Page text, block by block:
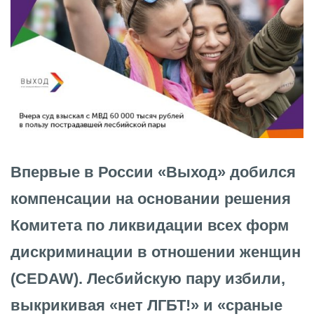
Впервые в России «Выход» добился
компенсации на основании решения
Комитета по ликвидации всех форм
дискриминации в отношении женщин
(CEDAW). Лесбийскую пару избили,
выкрикивая «нет ЛГБТ!» и «сраные